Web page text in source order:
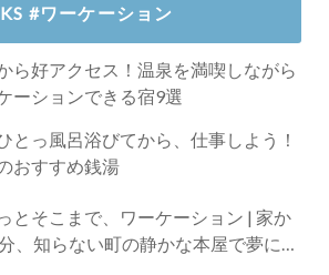
#ワーケーション
ら好アクセス！温泉を満喫しながら
ーションできる宿9選
とっ風呂浴びてから、仕事しよう！
おすすめ銭湯
とそこまで、ワーケーション | 家か
、知らない町の静かな本屋で夢に近